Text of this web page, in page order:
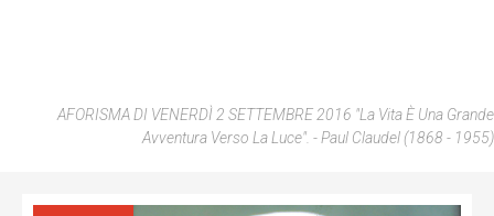
AFORISMA DI VENERDÌ 2 SETTEMBRE 2016 "La Vita È Una Grande
Avventura Verso La Luce". - Paul Claudel (1868 - 1955)